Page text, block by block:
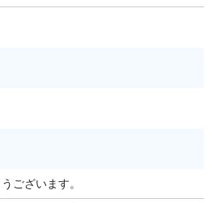
ございます。